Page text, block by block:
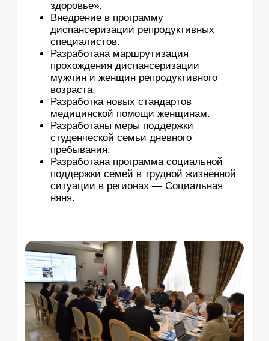
Председатель Попечительского
совета ЦССВ «Благодарение»
Член Попечительского совета
ЦССВ «Доверие»
Член Попечительского совета БФ
«Старость в радость»
Член Общественного совета при
УФСИН России Владимирской
области
Член Совета при Правительстве РФ
по вопросам попечительства
в социальной сфере, региональных
Советов, Совета при Уполномоченном
при Президенте РФ по правам
ребёнка
ДИРЕКТОР ФОНДА
ЕЛЕНА БЕРЕГОВАЯ